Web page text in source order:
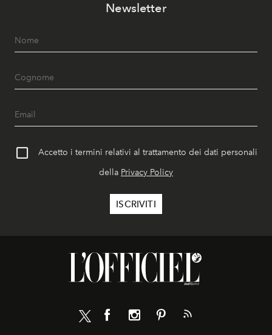
Newsletter
Accetto i termini relativi al trattamento dei dati personali
della Privacy Policy